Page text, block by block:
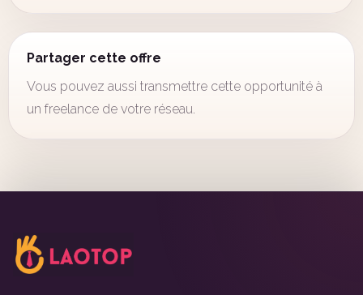
Partager cette offre
Vous pouvez aussi transmettre cette opportunité à
un freelance de votre réseau.